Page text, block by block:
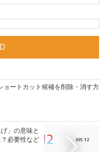
ョートカット候補を削除・消す方
」の意味と
必要性など